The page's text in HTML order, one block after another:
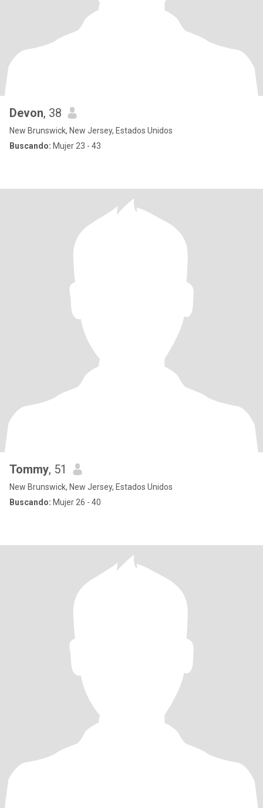
Devon, 38
New Brunswick, New Jersey, Estados Unidos
Buscando: Mujer 23 - 43
Tommy, 51
New Brunswick, New Jersey, Estados Unidos
Buscando: Mujer 26 - 40